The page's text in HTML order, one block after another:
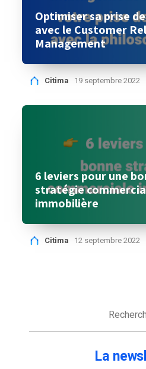
Optimiser sa prise
avec le Customer
Management
Citima 19 septembre 2022
6 leviers pour une
stratégie
immobilière
Citima 12 septembre 2022
La